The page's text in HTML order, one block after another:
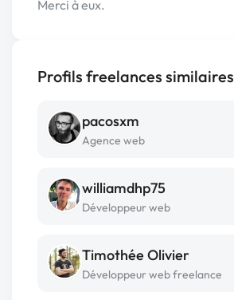
Merci à eux.
Profils freelances similaires
pacosxm
Agence web
williamdhp75
Développeur web
Timothée Olivier
Développeur web freelance